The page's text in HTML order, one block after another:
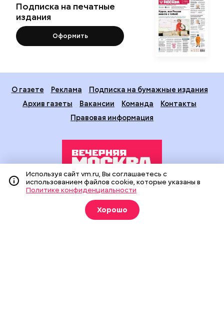
Подписка на печатные
издания
Оформить
О газете Реклама
Подписка на бумажные издания
Архив газеты
Вакансии Команда
Контакты
Правовая информация
Издание создано при финансовой поддержке Департамента
средств массовой информации и рекламы города Москвы.
На сайте применяются рекомендательные технологии
(информационные технологии предоставления информации
Используя сайт vm.ru, Вы соглашаетесь с
использованием файлов cookie, которые указаны в
Политике конфиденциальности
Хорошо